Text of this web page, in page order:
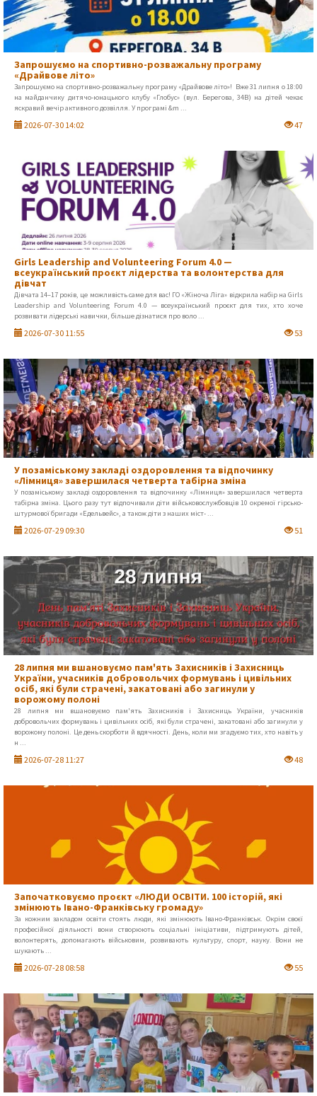
Запрошуємо на спортивно-розважальну програму
«Драйвове літо»
Запрошуємо на спортивно-розважальну програму «Драйвове літо»! Вже 31 липня о 18:00
на майданчику дитячо-юнацького клубу «Глобус» (вул. Берегова, 34В) на дітей чекає
яскравий вечір активного дозвілля. У програмі &m ...
2026-07-30 14:02 47
Girls Leadership and Volunteering Forum 4.0 —
всеукраїнський проєкт лідерства та волонтерства для
дівчат
Дівчата 14–17 років, це можливість саме для вас! ГО «Жіноча Ліга» відкрила набір на Girls
Leadership and Volunteering Forum 4.0 — всеукраїнський проєкт для тих, хто хоче
розвивати лідерські навички, більше дізнатися про воло ...
2026-07-30 11:55 53
У позаміському закладі оздоровлення та відпочинку
«Лімниця» завершилася четверта табірна зміна
У позаміському закладі оздоровлення та відпочинку «Лімниця» завершилася четверта
табірна зміна. Цього разу тут відпочивали діти військовослужбовців 10 окремої гірсько-
штурмової бригади «Едельвейс», а також діти з наших міст- ...
2026-07-29 09:30 51
28 липня ми вшановуємо пам'ять Захисників і Захисниць
України, учасників добровольчих формувань і цивільних
осіб, які були страчені, закатовані або загинули у
ворожому полоні
28 липня ми вшановуємо пам'ять Захисників і Захисниць України, учасників
добровольчих формувань і цивільних осіб, які були страчені, закатовані або загинули у
ворожому полоні. Це день скорботи й вдячності. День, коли ми згадуємо тих, хто навіть у
н ...
2026-07-28 11:27 48
Започатковуємо проєкт «ЛЮДИ ОСВІТИ. 100 історій, які
змінюють Івано-Франківську громаду»
За кожним закладом освіти стоять люди, які змінюють Івано-Франківськ. Окрім своєї
професійної діяльності вони створюють соціальні ініціативи, підтримують дітей,
волонтерять, допомагають військовим, розвивають культуру, спорт, науку. Вони не
шукають ...
2026-07-28 08:58 55